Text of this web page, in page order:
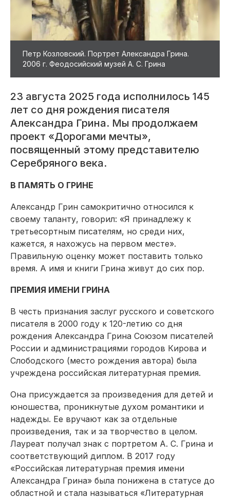
Петр Козловский. Портрет Александра Грина.
2006 г. Феодосийский музей А. С. Грина
23 августа 2025 года исполнилось 145
лет со дня рождения писателя
Александра Грина. Мы продолжаем
проект «Дорогами мечты»,
посвященный этому представителю
Серебряного века.
В ПАМЯТЬ О ГРИНЕ
Александр Грин самокритично относился к
своему таланту, говорил: «Я принадлежу к
третьесортным писателям, но среди них,
кажется, я нахожусь на первом месте».
Правильную оценку может поставить только
время. А имя и книги Грина живут до сих пор.
ПРЕМИЯ ИМЕНИ ГРИНА
В честь признания заслуг русского и советского
писателя в 2000 году к 120-летию со дня
рождения Александра Грина Сою­зом писателей
России и администрациями городов Кирова и
Слободского (место рождения автора) была
учреждена российская литературная премия.
Она присуждается за произведения для детей и
юношества, проникнутые духом романтики и
надежды. Ее вручают как за отдельные
произведения, так и за творчество в целом.
Лауреат получал знак с портретом А. С. Грина и
соответствующий диплом. В 2017 году
«Российская литературная премия имени
Александра Грина» была понижена в статусе до
областной и стала называться «Литературная